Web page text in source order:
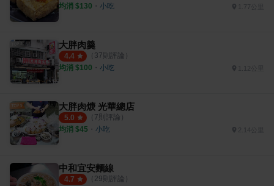
均消 $130 ・ 小吃
大胖肉羹
4.4 （ 37則評論）
均消 $100 ・ 小吃
大胖肉焿 光華總店
5.0 （ 7則評論）
均消 $45 ・ 小吃 2.14公里
中和宜安麵線
4.7 （ 29則評論）